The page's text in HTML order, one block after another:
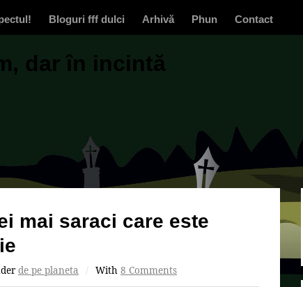
Bloguri fff dulci Arhivă Phun Contact
dar în incintă
mai saraci care este
de pe planeta / With 8 Comments